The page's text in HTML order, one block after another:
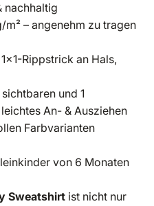
nachhaltig
– angenehm zu tragen
Rippstrick an Hals,
und 1
An- & Ausziehen
Farbvarianten
von 6 Monaten
Sweatshirt ist nicht nur